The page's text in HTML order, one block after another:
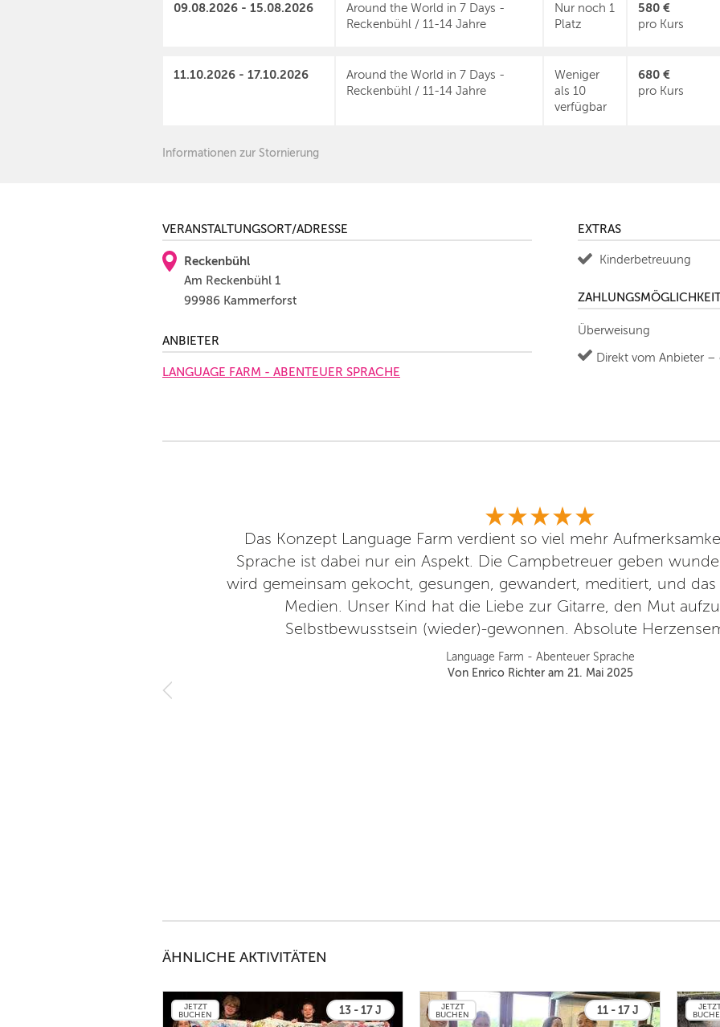
09.08.2026 - 15.08.2026
Around the World in 7 Days -
Reckenbühl / 11-14 Jahre
Nur noch 1
Platz
580 €
pro Kurs
11.10.2026 - 17.10.2026
Around the World in 7 Days -
Reckenbühl / 11-14 Jahre
Weniger
als 10
verfügbar
680 €
pro Kurs
Informationen zur Stornierung
EXTRAS
Kinderbetreuung
Überweisung
Direkt vom Anbieter –
VERANSTALTUNGSORT/ADRESSE
Reckenbühl
Am Reckenbühl 1
99986 Kammerforst
ANBIETER
LANGUAGE FARM - ABENTEUER SPRACHE
Das Konzept Language Farm verdient so viel mehr
Sprache ist dabei nur ein Aspekt. Die Campbetreuer geben
wird gemeinsam gekocht, gesungen, gewandert, meditiert, und
Medien. Unser Kind hat die Liebe zur Gitarre, den Mut
Selbstbewusstsein (wieder)-gewonnen. Absolute
Language Farm - Abenteuer Sprache
Von Enrico Richter am 21. Mai 2025
ÄHNLICHE AKTIVITÄTEN
JETZT
BUCHEN
13 - 17 J
JETZT
BUCHEN
11 - 17 J